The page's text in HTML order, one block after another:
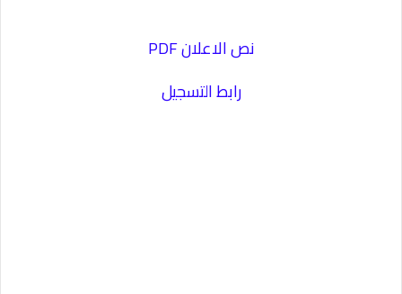
نص الاعلان PDF
رابط التسجيل